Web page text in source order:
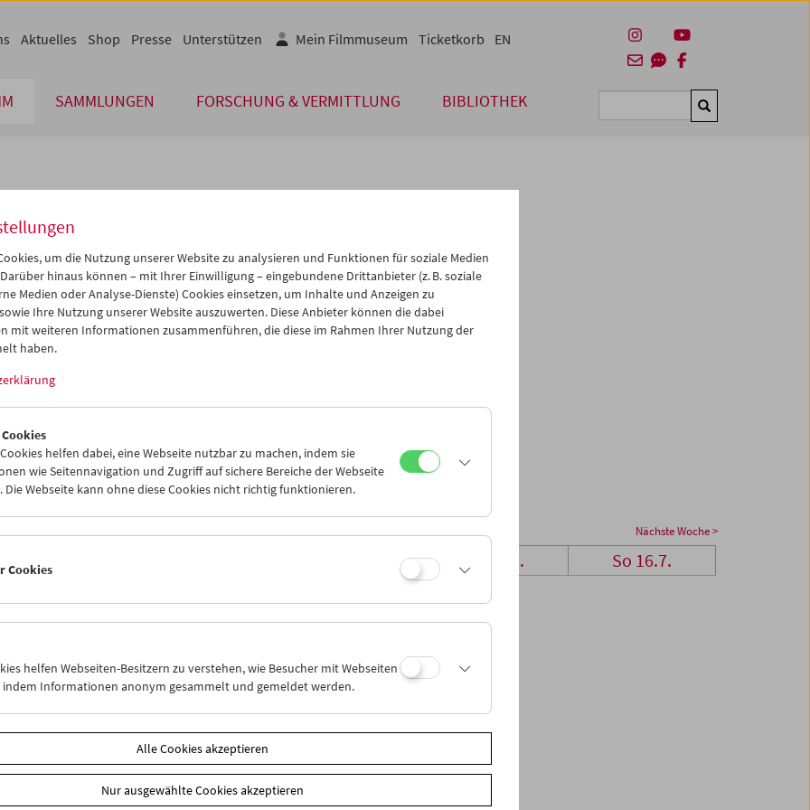
SAMMLUNGEN FORSCHUNG & VERMITTLUNG BIBLIOTHEK Suchen
Aktuelles Shop Presse Unterstützen Mein Filmmuseum Ticketkorb EN
Jul 2017 >>
Mi Do Fr Sa So
28 29 30 01
02
05 06 07 08
09
12 13
19 20
02
iCalender
Programmheft-PDF
English language or subtitles
Nächste Woche >
Mi 12.7. Sa 15.7. So 16.7.
um die Nutzung unserer Website zu analysieren und Funktionen für soziale Medien
hinaus können – mit Ihrer Einwilligung – eingebundene Drittanbieter (z. B. soziale
Medien oder Analyse-Dienste) Cookies einsetzen, um Inhalte und Anzeigen zu
Ihre Nutzung unserer Website auszuwerten. Diese Anbieter können die dabei
mit weiteren Informationen zusammenführen, die diese im Rahmen Ihrer Nutzung der
haben.
helfen dabei, eine Webseite nutzbar zu machen, indem sie
wie Seitennavigation und Zugriff auf sichere Bereiche der Webseite
Die Webseite kann ohne diese Cookies nicht richtig funktionieren.
Cookies
helfen Webseiten-Besitzern zu verstehen, wie Besucher mit Webseiten
indem Informationen anonym gesammelt und gemeldet werden.
Alle Cookies akzeptieren
Nur ausgewählte Cookies akzeptieren